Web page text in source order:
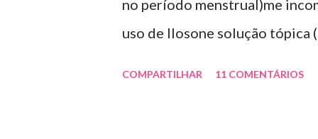
no período menstrual)me
uso de Ilosone solução tópica
COMPARTILHAR 11 COMENTÁRIOS